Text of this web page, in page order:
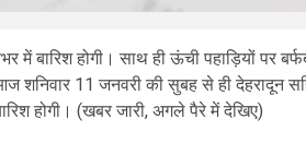
बारिश होगी। साथ ही ऊंची पहाड़ियों पर
शनिवार 11 जनवरी की सुबह से ही
होगी। (खबर जारी, अगले पैरे में देखिए)